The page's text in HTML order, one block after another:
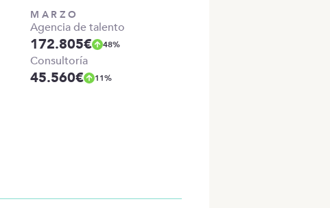
MARZO
Agencia de talento
172.805€ 48%
Consultoría
45.560€ 11%